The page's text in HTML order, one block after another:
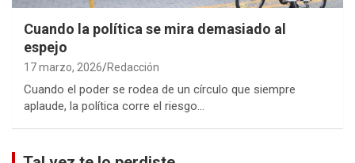
Cuando la política se mira demasiado al
espejo
17 marzo, 2026 Redacción
Cuando el poder se rodea de un círculo que siempre
aplaude, la política corre el riesgo…